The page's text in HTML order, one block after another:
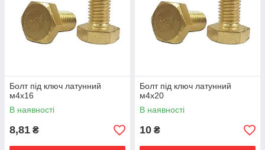
Болт під ключ латунний
м4х16
В наявності
8,81 ₴
Болт під ключ латунний
м4х20
В наявності
10 ₴